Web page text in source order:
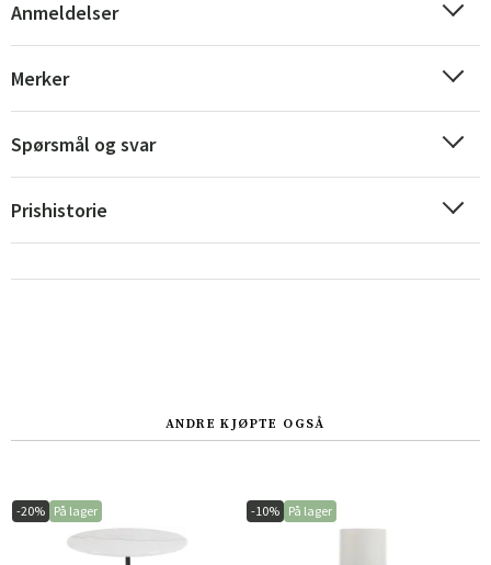
Norge
Suomi
Anmeldelser
Merker
Spørsmål og svar
Prishistorie
ANDRE KJØPTE OGSÅ
-20% På lager -10% På lager